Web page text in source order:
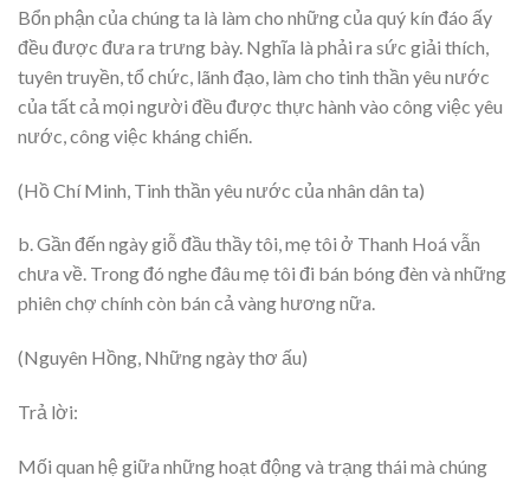
Bổn phận của chúng ta là làm cho những của quý kín đáo ấy
đều được đưa ra trưng bày. Nghĩa là phải ra sức giải thích,
tuyên truyền, tổ chức, lãnh đạo, làm cho tinh thần yêu nước
của tất cả mọi người đều được thực hành vào công việc yêu
nước, công việc kháng chiến.
(Hồ Chí Minh, Tinh thần yêu nước của nhân dân ta)
b. Gần đến ngày giỗ đầu thầy tôi, mẹ tôi ở Thanh Hoá vẫn
chưa về. Trong đó nghe đâu mẹ tôi đi bán bóng đèn và những
phiên chợ chính còn bán cả vàng hương nữa.
(Nguyên Hồng, Những ngày thơ ấu)
Trả lời:
Mối quan hệ giữa những hoạt động và trạng thái mà chúng